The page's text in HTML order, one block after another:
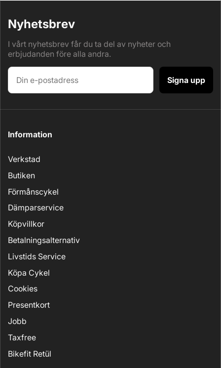
Nyhetsbrev
I vårt nyhetsbrev får du ta del av nyheter och
erbjudanden före alla andra.
Signa upp
Information
Verkstad
Butiken
Förmånscykel
Dämparservice
Köpvillkor
Betalningsalternativ
Livstids Service
Köpa Cykel
Cookies
Presentkort
Jobb
Taxfree
Bikefit Retül